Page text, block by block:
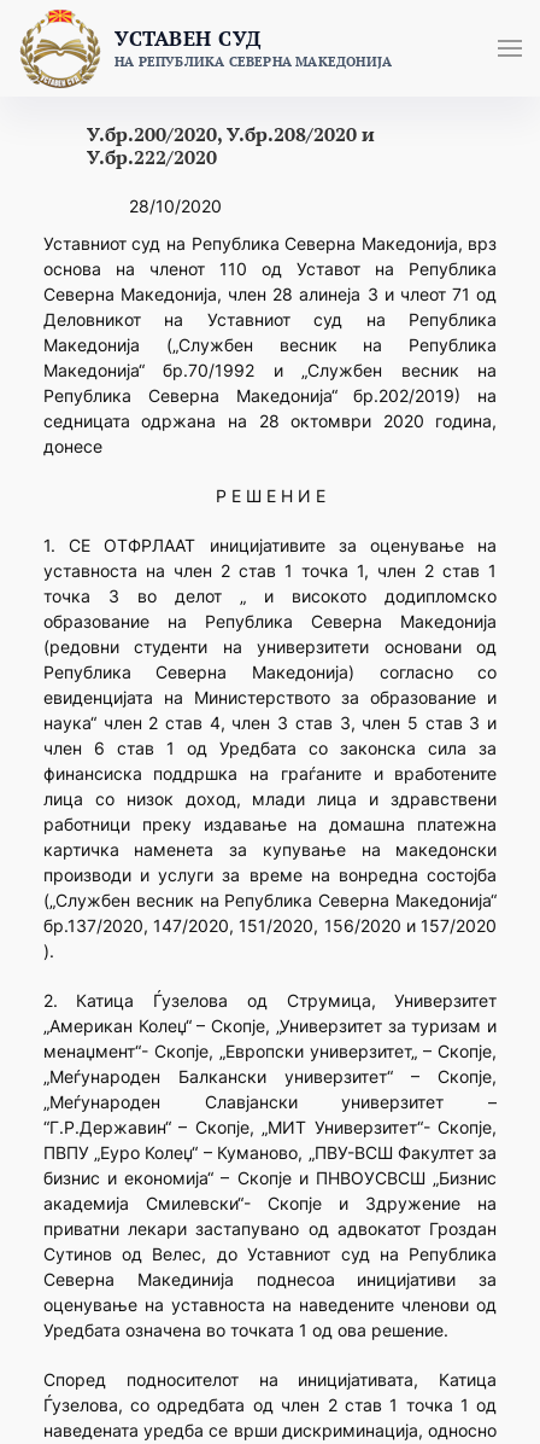
content
УСТАВЕН СУД
НА РЕПУБЛИКА СЕВЕРНА МАКЕДОНИЈА
У.бр.200/2020, У.бр.208/2020 и
У.бр.222/2020
28/10/2020
Уставниот суд на Република Северна Македонија, врз
основа на членот 110 од Уставот на Република
Северна Македонија, член 28 алинеја 3 и члеот 71 од
Деловникот на Уставниот суд на Република
Македонија („Службен весник на Република
Македонија“ бр.70/1992 и „Службен весник на
Република Северна Македонија“ бр.202/2019) на
седницата одржана на 28 октомври 2020 година,
донесе
Р Е Ш Е Н И Е
1. СЕ ОТФРЛААТ иницијативите за оценување на
уставноста на член 2 став 1 точка 1, член 2 став 1
точка 3 во делот „ и високото додипломско
образование на Република Северна Македонија
(редовни студенти на универзитети основани од
Република Северна Македонија) согласно со
евиденцијата на Министерството за образование и
наука“ член 2 став 4, член 3 став 3, член 5 став 3 и
член 6 став 1 од Уредбата со законска сила за
финансиска поддршка на граѓаните и вработените
лица со низок доход, млади лица и здравствени
работници преку издавање на домашна платежна
картичка наменета за купување на македонски
производи и услуги за време на вонредна состојба
(„Службен весник на Република Северна Македонија“
бр.137/2020, 147/2020, 151/2020, 156/2020 и 157/2020
).
2. Катица Ѓузелова од Струмица, Универзитет
„Американ Колеџ“ – Скопје, „Универзитет за туризам и
менаџмент“- Скопје, „Европски универзитет„ – Скопје,
„Меѓународен Балкански универзитет“ – Скопје,
„Меѓународен Славјански универзитет –
“Г.Р.Державин“ – Скопје, „МИТ Универзитет“- Скопје,
ПВПУ „Еуро Колеџ“ – Куманово, „ПВУ-ВСШ Факултет за
бизнис и економија“ – Скопје и ПНВОУСВСШ „Бизнис
академија Смилевски“- Скопје и Здружение на
приватни лекари застапувано од адвокатот Гроздан
Сутинов од Велес, до Уставниот суд на Република
Северна Макединија поднесоа иницијативи за
оценување на уставноста на наведените членови од
Уредбата означена во точката 1 од ова решение.
Според подносителот на иницијативата, Катица
Ѓузелова, со одредбата од член 2 став 1 точка 1 од
наведената уредба се врши дискриминација, односно